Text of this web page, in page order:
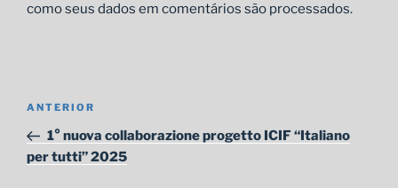
como seus dados em comentários são processados.
Navegação
Post
Post
anterior
ANTERIOR
1° nuova collaborazione progetto ICIF “Italiano
per tutti” 2025